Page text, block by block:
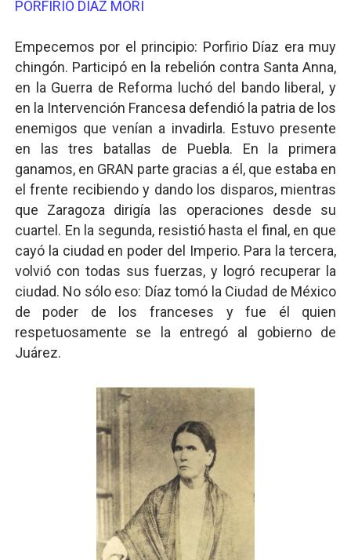
PORFIRIO DÍAZ MORI
Empecemos por el principio: Porfirio Díaz era muy
chingón. Participó en la rebelión contra Santa Anna,
en la Guerra de Reforma luchó del bando liberal, y
en la Intervención Francesa defendió la patria de los
enemigos que venían a invadirla. Estuvo presente
en las tres batallas de Puebla. En la primera
ganamos, en GRAN parte gracias a él, que estaba en
el frente recibiendo y dando los disparos, mientras
que Zaragoza dirigía las operaciones desde su
cuartel. En la segunda, resistió hasta el final, en que
cayó la ciudad en poder del Imperio. Para la tercera,
volvió con todas sus fuerzas, y logró recuperar la
ciudad. No sólo eso: Díaz tomó la Ciudad de México
de poder de los franceses y fue él quien
respetuosamente se la entregó al gobierno de
Juárez.